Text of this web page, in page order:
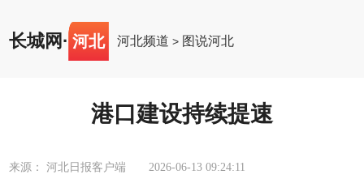
长城网 · 河北 河北频道 > 图说河北
港口建设持续提速
来源： 河北日报客户端 2026-06-13 09:24:11